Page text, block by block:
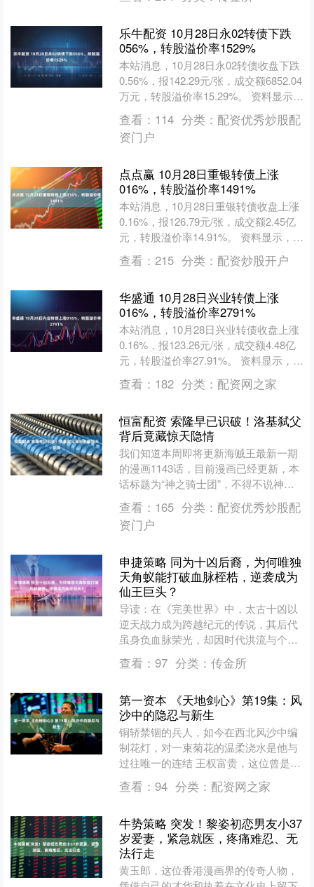
乐牛配资 10月28日永02转债下跌
056%，转股溢价率1529%
本站消息，10月28日永02转债收盘下跌
0.56%，报142.29元/张，成交额6852.04
万元，转股溢价率15.29%。 资料显示，
永02转债信用级别为“A....
查看： 114 分类： 配资优秀炒股配
资门户
点点赢 10月28日重银转债上涨
016%，转股溢价率1491%
本站消息，10月28日重银转债收盘上涨
0.16%，报126.79元/张，成交额2.45亿
元，转股溢价率14.91%。 资料显示，重
银转债信用级别为“AAA”，债....
查看： 215 分类： 配资炒股开户
华盛通 10月28日兴业转债上涨
016%，转股溢价率2791%
本站消息，10月28日兴业转债收盘上涨
0.16%，报123.26元/张，成交额4.48亿
元，转股溢价率27.91%。 资料显示，兴
业转债信用级别为“AAA”，债....
查看： 182 分类： 配资网之家
恒富配资 索隆早已识破！洛基弑父
背后竟藏惊天隐情
我们知道本周即将更新海贼王最新一期
的漫画1143话，目前漫画已经更新，本
话标题为“神之骑士团”，不得不说神之
骑士团很狂，知道路飞这个四皇在艾尔
巴夫，还敢这么嚣张....
查看： 165 分类： 配资优秀炒股配
资门户
申捷策略 同为十凶后裔，为何唯独
天角蚁能打破血脉桎梏，逆袭成为
仙王巨头？
导读：在《完美世界》中，太古十凶以
逆天战力成为跨越纪元的传说，其后代
虽身负血脉荣光，却因时代洪流与个体
抉择走出了截然不同的修行之路。天角
蚁（小天角蚁）最终突破先....
查看： 97 分类： 传金所
第一资本 《天地剑心》第19集：风
沙中的隐忍与新生
铜轿禁锢的兵人，如今在西北风沙中编
制花灯，对一束菊花的温柔浇水是他与
过往唯一的连结 王权富贵，这位曾是一
气盟最强兵人的男子，如今静静留在西
西域的风沙镇。他依靠编....
查看： 94 分类： 配资网之家
牛势策略 突发！黎姿初恋男友小37
岁爱妻，紧急就医，疼痛难忍、无
法行走
黄玉郎，这位香港漫画界的传奇人物，